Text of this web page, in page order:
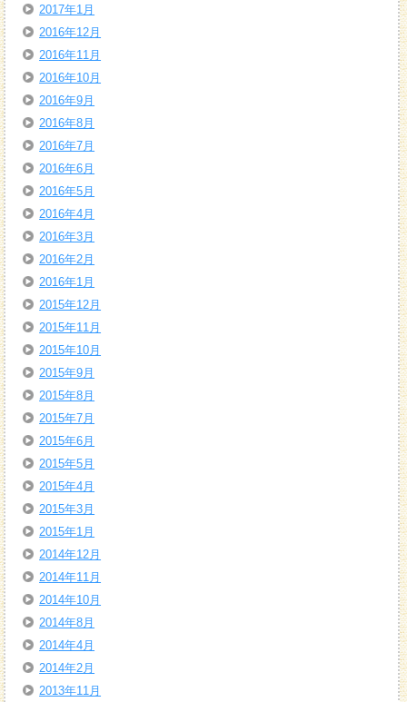
2017年1月
2016年12月
2016年11月
2016年10月
2016年9月
2016年8月
2016年7月
2016年6月
2016年5月
2016年4月
2016年3月
2016年2月
2016年1月
2015年12月
2015年11月
2015年10月
2015年9月
2015年8月
2015年7月
2015年6月
2015年5月
2015年4月
2015年3月
2015年1月
2014年12月
2014年11月
2014年10月
2014年8月
2014年4月
2014年2月
2013年11月